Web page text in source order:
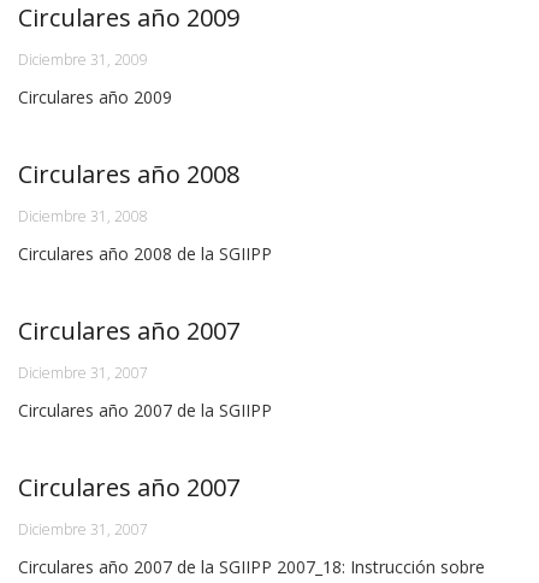
Circulares año 2009
Diciembre 31, 2009
Circulares año 2009
Circulares año 2008
Diciembre 31, 2008
Circulares año 2008 de la SGIIPP
Circulares año 2007
Diciembre 31, 2007
Circulares año 2007 de la SGIIPP
Circulares año 2007
Diciembre 31, 2007
Circulares año 2007 de la SGIIPP 2007_18: Instrucción sobre